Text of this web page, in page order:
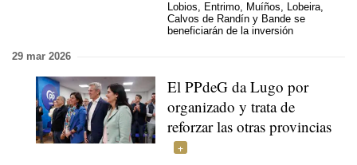
Lobios, Entrimo, Muíños, Lobeira,
Calvos de Randín y Bande se
beneficiarán de la inversión
29 mar 2026
El PPdeG da Lugo por
organizado y trata de
reforzar las otras provincias